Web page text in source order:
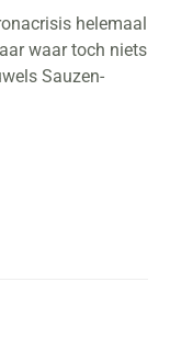
helemaal
waar toch niets
Sauzen-